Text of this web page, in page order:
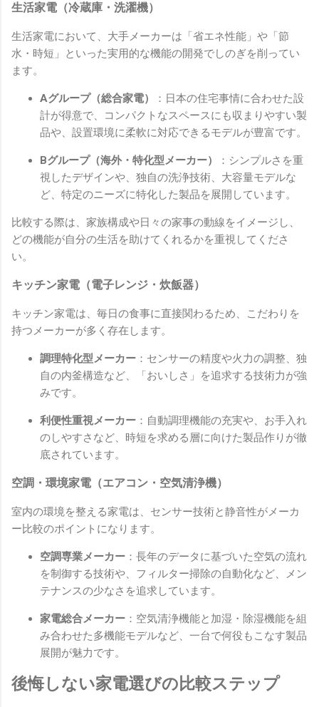
生活家電（冷蔵庫・洗濯機）
生活家電において、大手メーカーは「省エネ性能」や「節
水・時短」といった実用的な機能の開発でしのぎを削ってい
ます。
Aグループ（総合家電）
：日本の住宅事情に合わせた設
計が得意で、コンパクトなスペースにも収まりやすい製
品や、設置環境に柔軟に対応できるモデルが豊富です。
Bグループ（海外・特化型メーカー）
：シンプルさを重
視したデザインや、独自の洗浄技術、大容量モデルな
ど、特定のニーズに特化した製品を展開しています。
比較する際は、家族構成や日々の家事の動線をイメージし、
どの機能が自分の生活を助けてくれるかを重視してくださ
い。
キッチン家電（電子レンジ・炊飯器）
キッチン家電は、毎日の食事に直接関わるため、こだわりを
持つメーカーが多く存在します。
調理特化型メーカー ：センサーの精度や火力の調整、独
自の内釜構造など、「おいしさ」を追求する技術力が強
みです。
利便性重視メーカー ：自動調理機能の充実や、お手入れ
のしやすさなど、時短を求める層に向けた製品作りが徹
底されています。
空調・環境家電（エアコン・空気清浄機）
室内の環境を整える家電は、センサー技術と静音性がメーカ
ー比較のポイントになります。
空調専業メーカー ：長年のデータに基づいた空気の流れ
を制御する技術や、フィルター掃除の自動化など、メン
テナンスの少なさを追求しています。
家電総合メーカー ：空気清浄機能と加湿・除湿機能を組
み合わせた多機能モデルなど、一台で何役もこなす製品
展開が魅力です。
後悔しない家電選びの比較ステップ